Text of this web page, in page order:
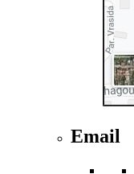
Email